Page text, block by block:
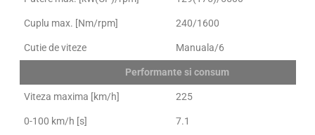
Cuplu max. [Nm/rpm] 240/1600
Cutie de viteze Manuala/6
Performante si consum
Viteza maxima [km/h] 225
0-100 km/h [s] 7.1